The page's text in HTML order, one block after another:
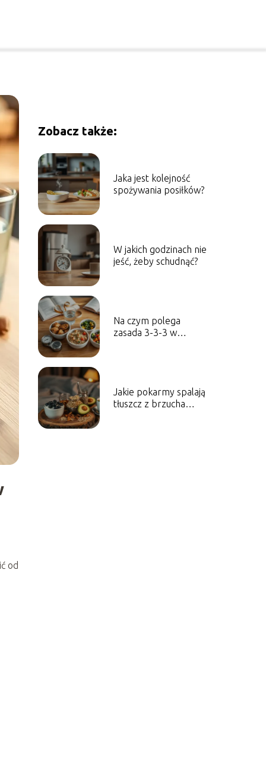
od
Zobacz także:
Jaka jest kolejność
spożywania posiłków?
W jakich godzinach nie
jeść, żeby schudnąć?
Na czym polega
zasada 3-3-3 w
Jakie pokarmy spalają
tłuszcz z brzucha